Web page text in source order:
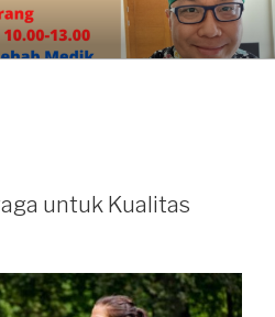
untuk Kualitas